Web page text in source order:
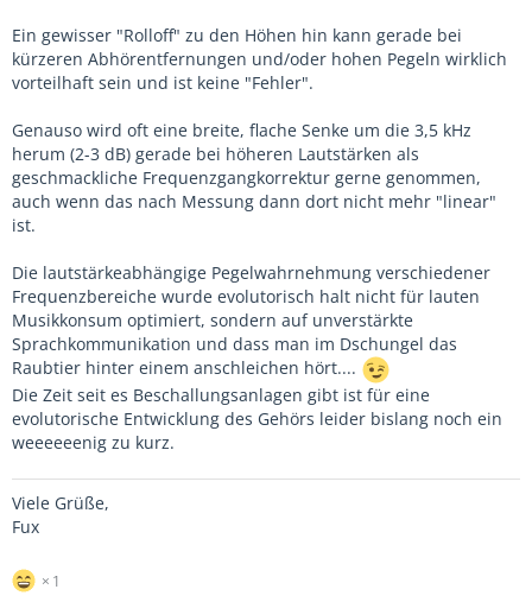
Ein gewisser "Rolloff" zu den Höhen hin kann gerade bei
kürzeren Abhörentfernungen und/oder hohen Pegeln wirklich
vorteilhaft sein und ist keine "Fehler".
Genauso wird oft eine breite, flache Senke um die 3,5 kHz
herum (2-3 dB) gerade bei höheren Lautstärken als
geschmackliche Frequenzgangkorrektur gerne genommen,
auch wenn das nach Messung dann dort nicht mehr "linear"
ist.
Die lautstärkeabhängige Pegelwahrnehmung verschiedener
Frequenzbereiche wurde evolutorisch halt nicht für lauten
Musikkonsum optimiert, sondern auf unverstärkte
Sprachkommunikation und dass man im Dschungel das
Raubtier hinter einem anschleichen hört....
Die Zeit seit es Beschallungsanlagen gibt ist für eine
evolutorische Entwicklung des Gehörs leider bislang noch ein
weeeeeenig zu kurz.
Viele Grüße,
Fux
1